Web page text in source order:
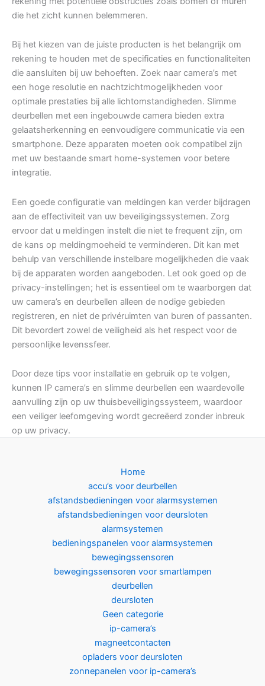
die het zicht kunnen belemmeren.
Bij het kiezen van de juiste producten is het belangrijk om
rekening te houden met de specificaties en functionaliteiten
die aansluiten bij uw behoeften. Zoek naar camera’s met
een hoge resolutie en nachtzichtmogelijkheden voor
optimale prestaties bij alle lichtomstandigheden. Slimme
deurbellen met een ingebouwde camera bieden extra
gelaatsherkenning en eenvoudigere communicatie via een
smartphone. Deze apparaten moeten ook compatibel zijn
met uw bestaande smart home-systemen voor betere
integratie.
Een goede configuratie van meldingen kan verder bijdragen
aan de effectiviteit van uw beveiligingssystemen. Zorg
ervoor dat u meldingen instelt die niet te frequent zijn, om
de kans op meldingmoeheid te verminderen. Dit kan met
behulp van verschillende instelbare mogelijkheden die vaak
bij de apparaten worden aangeboden. Let ook goed op de
privacy-instellingen; het is essentieel om te waarborgen dat
uw camera’s en deurbellen alleen de nodige gebieden
registreren, en niet de privéruimten van buren of passanten.
Dit bevordert zowel de veiligheid als het respect voor de
persoonlijke levenssfeer.
Door deze tips voor installatie en gebruik op te volgen,
kunnen IP camera’s en slimme deurbellen een waardevolle
aanvulling zijn op uw thuisbeveiligingssysteem, waardoor
een veiliger leefomgeving wordt gecreëerd zonder inbreuk
op uw privacy.
Home
accu’s voor deurbellen
afstandsbedieningen voor alarmsystemen
afstandsbedieningen voor deursloten
alarmsystemen
bedieningspanelen voor alarmsystemen
bewegingssensoren
bewegingssensoren voor smartlampen
deurbellen
deursloten
Geen categorie
ip-camera’s
magneetcontacten
opladers voor deursloten
zonnepanelen voor ip-camera’s